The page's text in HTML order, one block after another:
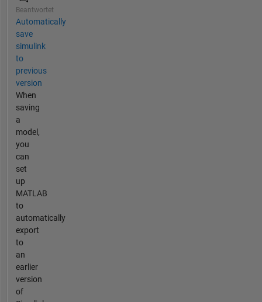
Beantwortet
Automatically
save
simulink
to
previous
version
When
saving
a
model,
you
can
set
up
MATLAB
to
automatically
export
to
an
earlier
version
of